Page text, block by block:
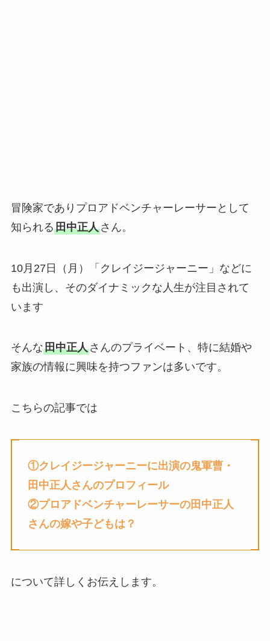
冒険家でありプロアドベンチャーレーサーとして
知られる田中正人さん。
10月27日（月）「クレイジージャーニー」などに
も出演し、そのダイナミックな人生が注目されて
います
そんな田中正人さんのプライベート、特に結婚や
家族の情報に興味を持つファンは多いです。
こちらの記事では
①クレイジージャーニーに出演の鬼軍曹・
田中正人さんのプロフィール
②プロアドベンチャーレーサーの田中正人
さんの嫁や子どもは？
について詳しくお伝えします。